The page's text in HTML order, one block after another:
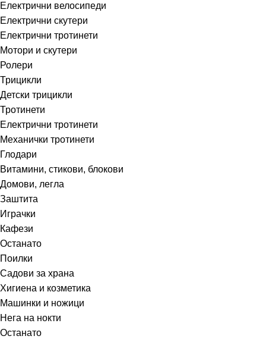
Електрични велосипеди
Електрични скутери
Електрични тротинети
Мотори и скутери
Ролери
Трицикли
Детски трицикли
Тротинети
Електрични тротинети
Механички тротинети
Глодари
Витамини, стикови, блокови
Домови, легла
Заштита
Играчки
Кафези
Останато
Поилки
Садови за храна
Хигиена и козметика
Машинки и ножици
Нега на нокти
Останато